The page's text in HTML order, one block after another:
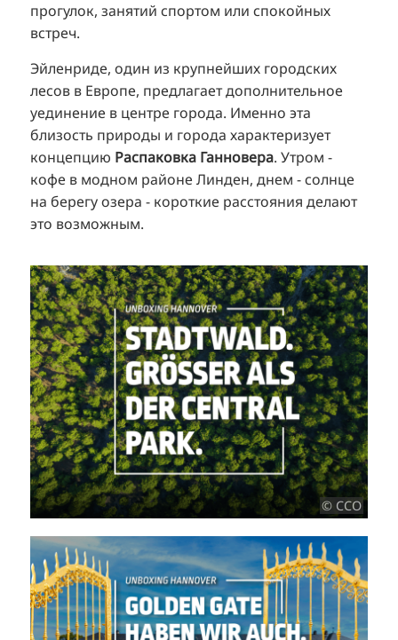
прогулок, занятий спортом или спокойных
встреч.
Эйленриде, один из крупнейших городских
лесов в Европе, предлагает дополнительное
уединение в центре города. Именно эта
близость природы и города характеризует
концепцию Распаковка Ганновера. Утром -
кофе в модном районе Линден, днем - солнце
на берегу озера - короткие расстояния делают
это возможным.
© CCO